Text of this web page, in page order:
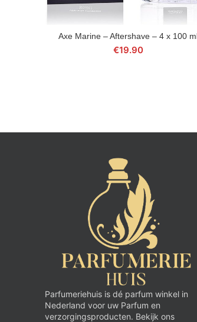
BESTEL NU
Axe Marine – Aftershave – 4 x 100
€19.90
Parfumeriehuis is dé parfum winkel in
Nederland voor uw Parfum en
verzorgingsproducten. Bekijk ons